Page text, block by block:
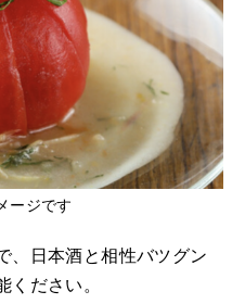
ージです
、日本酒と相性バツグン
ください。